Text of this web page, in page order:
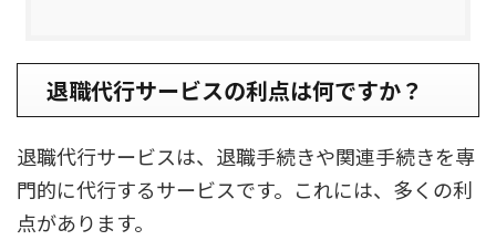
退職代行サービスの利点は何ですか？
退職代行サービスは、退職手続きや関連手続きを専
門的に代行するサービスです。これには、多くの利
点があります。